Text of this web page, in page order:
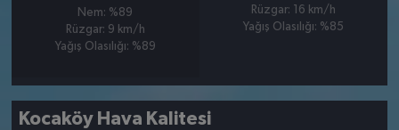
Nem: %89
Rüzgar: 9 km/h
Yağış Olasılığı: %89
Rüzgar: 16 km/h
Yağış Olasılığı: %85
Kocaköy Hava Kalitesi